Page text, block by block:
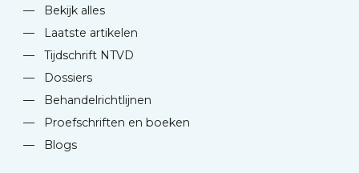
—
Bekijk alles
—
Laatste artikelen
—
Tijdschrift NTVD
—
Dossiers
—
Behandelrichtlijnen
—
Proefschriften en boeken
—
Blogs